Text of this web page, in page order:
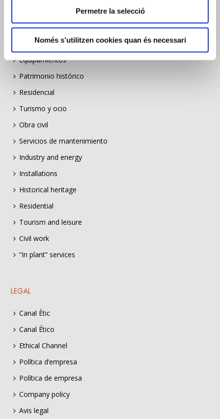
Permetre la selecció
Només s’utilitzen cookies quan és necessari
Serveis de manteniment
Industria y energia
Equipamientos
Patrimonio histórico
Residencial
Turismo y ocio
Obra civil
Servicios de mantenimiento
Industry and energy
Installations
Historical heritage
Residential
Tourism and leisure
Civil work
“In plant” services
LEGAL
Canal Ètic
Canal Ético
Ethical Channel
Política d’empresa
Política de empresa
Company policy
Avis legal